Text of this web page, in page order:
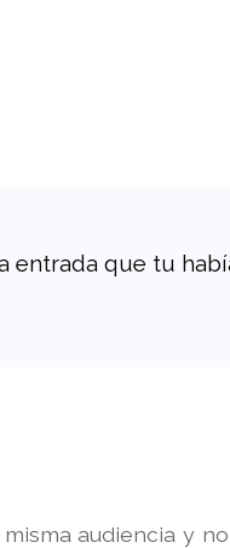
entrada que tu
audiencia y